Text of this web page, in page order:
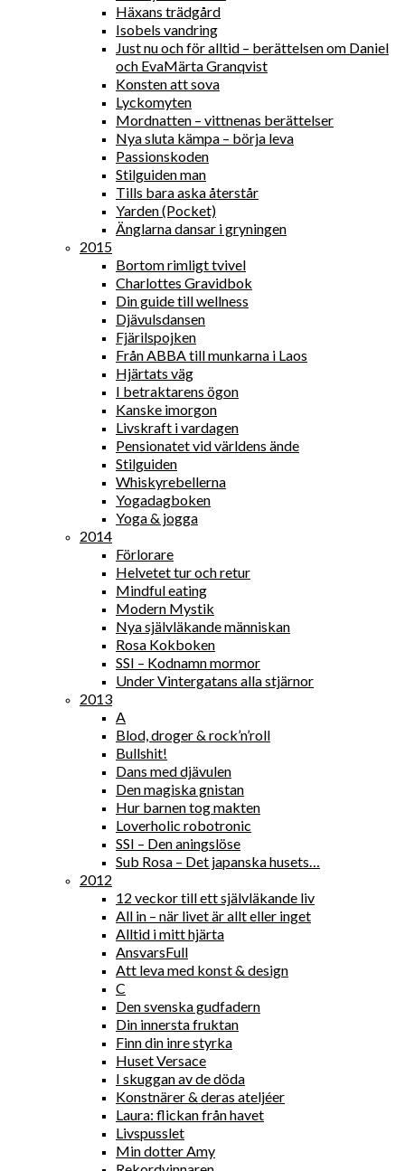
Häxans trädgård
Isobels vandring
Just nu och för alltid – berättelsen om Daniel
och EvaMärta Granqvist
Konsten att sova
Lyckomyten
Mordnatten – vittnenas berättelser
Nya sluta kämpa – börja leva
Passionskoden
Stilguiden man
Tills bara aska återstår
Yarden (Pocket)
Änglarna dansar i gryningen
2015
Bortom rimligt tvivel
Charlottes Gravidbok
Din guide till wellness
Djävulsdansen
Fjärilspojken
Från ABBA till munkarna i Laos
Hjärtats väg
I betraktarens ögon
Kanske imorgon
Livskraft i vardagen
Pensionatet vid världens ände
Stilguiden
Whiskyrebellerna
Yogadagboken
Yoga & jogga
2014
Förlorare
Helvetet tur och retur
Mindful eating
Modern Mystik
Nya självläkande människan
Rosa Kokboken
SSI – Kodnamn mormor
Under Vintergatans alla stjärnor
2013
A
Blod, droger & rock’n’roll
Bullshit!
Dans med djävulen
Den magiska gnistan
Hur barnen tog makten
Loverholic robotronic
SSI – Den aningslöse
Sub Rosa – Det japanska husets…
2012
12 veckor till ett självläkande liv
All in – när livet är allt eller inget
Alltid i mitt hjärta
AnsvarsFull
Att leva med konst & design
C
Den svenska gudfadern
Din innersta fruktan
Finn din inre styrka
Huset Versace
I skuggan av de döda
Konstnärer & deras ateljéer
Laura: flickan från havet
Livspusslet
Min dotter Amy